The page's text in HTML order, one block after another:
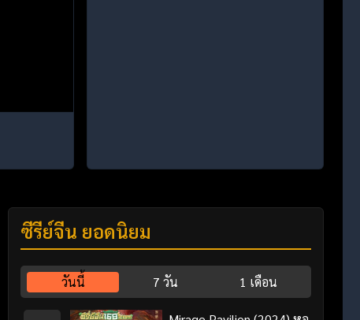
ซีรี่ย์จีน ยอดนิยม
วันนี้ 7 วัน 1 เดือน